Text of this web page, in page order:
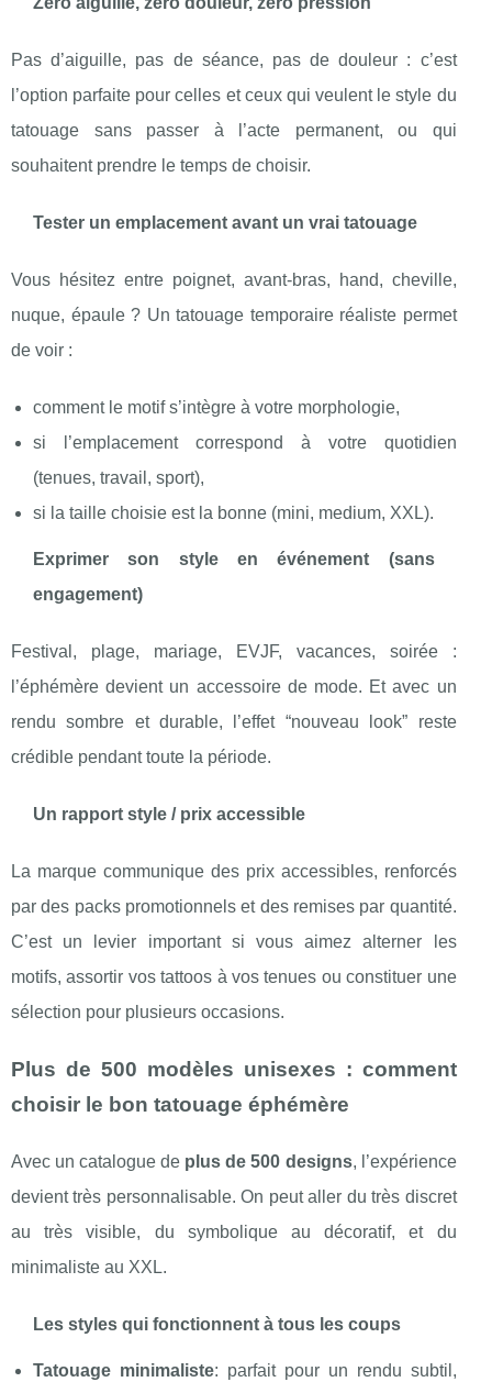
Pas d’aiguille, pas de séance, pas de douleur : c’est
l’option parfaite pour celles et ceux qui veulent le style du
tatouage sans passer à l’acte permanent, ou qui
souhaitent prendre le temps de choisir.
Tester un emplacement avant un vrai tatouage
Vous hésitez entre poignet, avant-bras, hand, cheville,
nuque, épaule ? Un tatouage temporaire réaliste permet
de voir :
comment le motif s’intègre à votre morphologie,
si l’emplacement correspond à votre quotidien
(tenues, travail, sport),
si la taille choisie est la bonne (mini, medium, XXL).
Exprimer son style en événement (sans
engagement)
Festival, plage, mariage, EVJF, vacances, soirée :
l’éphémère devient un accessoire de mode. Et avec un
rendu sombre et durable, l’effet “nouveau look” reste
crédible pendant toute la période.
Un rapport style / prix accessible
La marque communique des prix accessibles, renforcés
par des packs promotionnels et des remises par quantité.
C’est un levier important si vous aimez alterner les
motifs, assortir vos tattoos à vos tenues ou constituer une
sélection pour plusieurs occasions.
Plus de 500 modèles unisexes : comment
choisir le bon tatouage éphémère
Avec un catalogue de plus de 500 designs, l’expérience
devient très personnalisable. On peut aller du très discret
au très visible, du symbolique au décoratif, et du
minimaliste au XXL.
Les styles qui fonctionnent à tous les coups
Tatouage minimaliste: parfait pour un rendu subtil,